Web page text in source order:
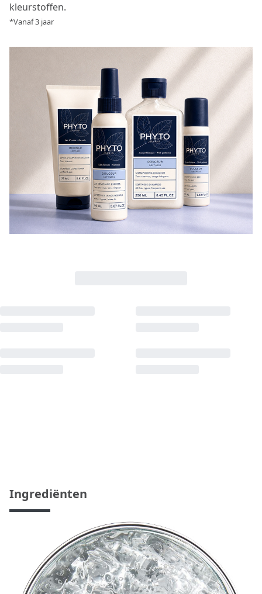
kleurstoffen.
*Vanaf 3 jaar
Ingrediënten